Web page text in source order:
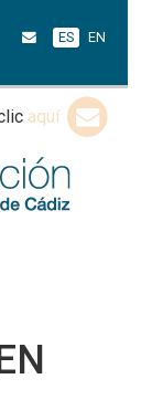
ES EN
aquí